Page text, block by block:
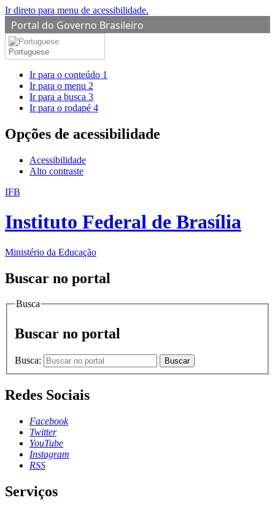
Ir direto para menu de acessibilidade.
Portal do Governo Brasileiro
Portuguese
Ir para o conteúdo 1
Ir para o menu 2
Ir para a busca 3
Ir para o rodapé 4
Opções de acessibilidade
Acessibilidade
Alto contraste
IFB
Instituto Federal de Brasília
Ministério da Educação
Buscar no portal
Busca
Buscar no portal
Busca: Buscar
Redes Sociais
Facebook
Twitter
YouTube
Instagram
RSS
Serviços